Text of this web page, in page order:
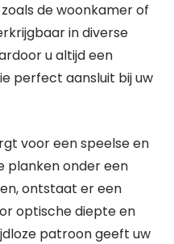
de woonkamer of
in diverse
u altijd een
perfect aansluit bij uw
voor een speelse en
planken onder een
ontstaat er een
optische diepte en
patroon geeft uw